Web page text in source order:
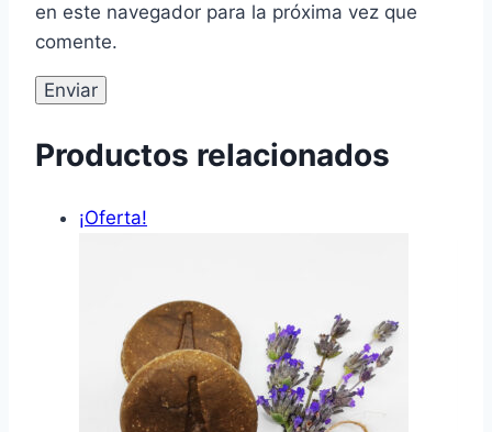
en este navegador para la próxima vez que
comente.
Productos relacionados
¡Oferta!